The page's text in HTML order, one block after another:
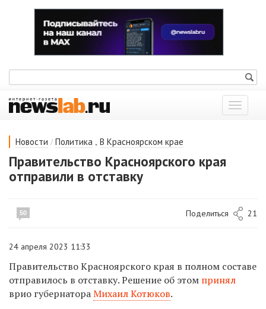
Показать
меню
Новости / Политика , В Красноярском крае
Правительство Красноярского края
отправили в отставку
50 Поделиться 21
24 апреля 2023 11:33
Правительство Красноярского края в полном составе
отправилось в отставку. Решение об этом принял
врио губернатораМихаил Котюков.